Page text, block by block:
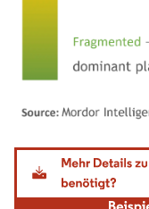
Bild © Mordor Intelligence.